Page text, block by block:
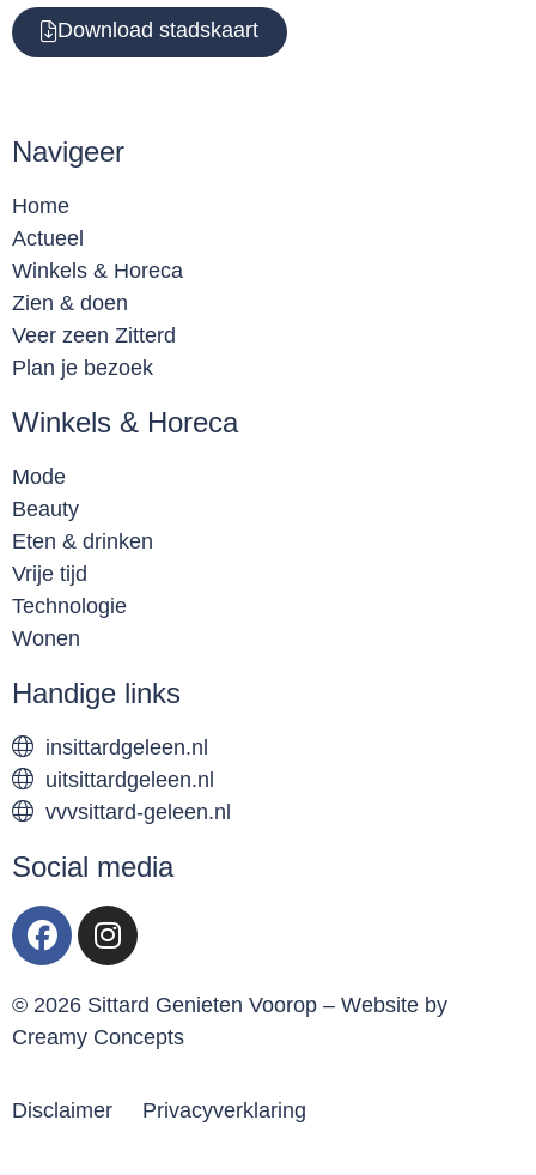
Download stadskaart
Navigeer
Home
Actueel
Winkels & Horeca
Zien & doen
Veer zeen Zitterd
Plan je bezoek
Winkels & Horeca
Mode
Beauty
Eten & drinken
Vrije tijd
Technologie
Wonen
Handige links
insittardgeleen.nl
uitsittardgeleen.nl
vvvsittard-geleen.nl
Social media
© 2026 Sittard Genieten Voorop – Website by
Creamy Concepts
Disclaimer Privacyverklaring